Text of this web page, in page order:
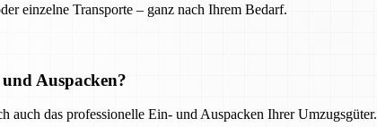
einzelne Transporte – ganz nach Ihrem Bedarf.
Auspacken?
auch das professionelle Ein- und Auspacken Ihrer Umzugsgüter.